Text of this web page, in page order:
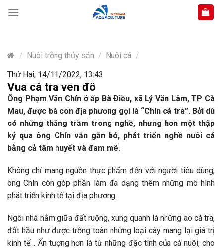
content
/ Nuôi trồng thủy sản / Nuôi cá /
Thứ Hai, 14/11/2022, 13:43
Vua cá tra ven đô
Ông Phạm Văn Chín ở ấp Bà Ðiều, xã Lý Văn Lâm, TP Cà
Mau, được bà con địa phương gọi là “Chín cá tra”. Bởi dù
có những thăng trầm trong nghề, nhưng hơn một thập
kỷ qua ông Chín vẫn gắn bó, phát triển nghề nuôi cá
bằng cả tâm huyết và đam mê.
Không chỉ mang nguồn thực phẩm đến với người tiêu dùng,
ông Chín còn góp phần làm đa dạng thêm những mô hình
phát triển kinh tế tại địa phương.
Ngôi nhà nằm giữa đất ruộng, xung quanh là những ao cá tra,
đất hầu như được trồng toàn những loại cây mang lại giá trị
kinh tế… Ấn tượng hơn là từ những đặc tính của cá nuôi, cho